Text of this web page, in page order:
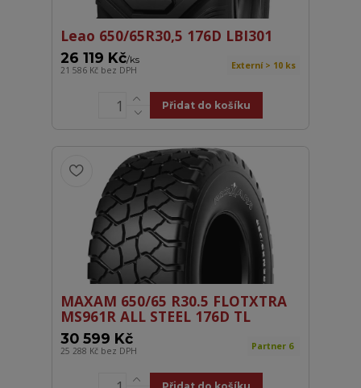
Leao 650/65R30,5 176D LBI301
26 119 Kč/ks
21 586 Kč bez DPH Externí > 10 ks
Přidat do košíku
MAXAM 650/65 R30.5 FLOTXTRA
MS961R ALL STEEL 176D TL
30 599 Kč
25 288 Kč bez DPH Partner 6